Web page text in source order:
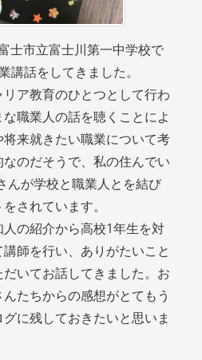
士市立富士川第一中学校で
講話をしてきました。
ア教育のひとつとして行わ
職業人の話を聴くことによ
来就きたい職業について考
のだそうで、私の住んでい
んが学校と職業人とを結び
されています。
の紹介から高校1年生を対
師を行い、ありがたいこと
いてお話してきました。お
たちからの感想がとてもう
に残しておきたいと思いま